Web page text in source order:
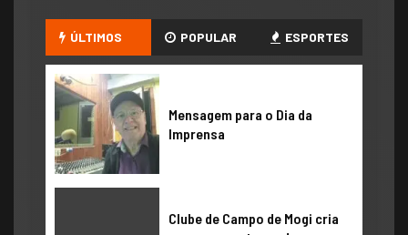
ÚLTIMOS POPULAR ESPORTES
​Mensagem para o Dia da
Imprensa
Clube de Campo de Mogi cria